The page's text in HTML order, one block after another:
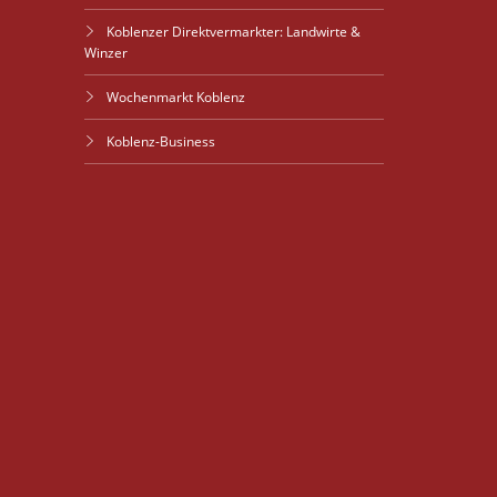
Koblenzer Direktvermarkter: Landwirte &
Winzer
Wochenmarkt Koblenz
Koblenz-Business